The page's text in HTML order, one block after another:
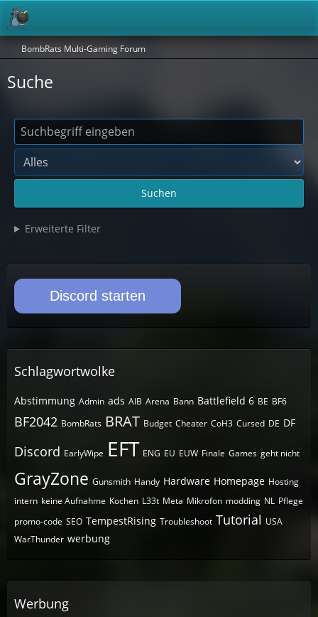
BombRats Multi-Gaming Forum
Suche
Suchen
Erweiterte Filter
Discord starten
Schlagwortwolke
Abstimmung Admin ads AIB Arena Bann Battlefield 6 BE BF6
BF2042 BombRats BRAT Budget Cheater CoH3 Cursed DE DF
Discord EarlyWipe EFT ENG EU EUW Finale Games geht nicht
GrayZone Gunsmith Handy Hardware Homepage Hosting
intern keine Aufnahme Kochen L33t Meta Mikrofon modding NL Pflege
promo-code SEO TempestRising Troubleshoot Tutorial USA
WarThunder werbung
Werbung